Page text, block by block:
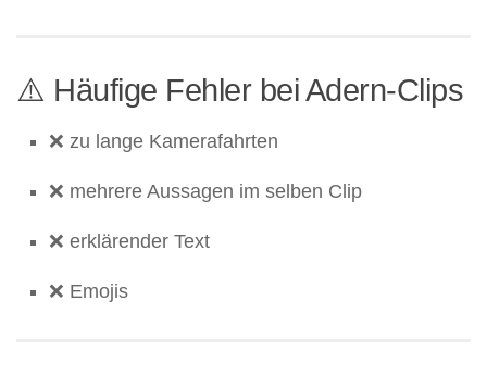
⚠️ Häufige Fehler bei Adern-Clips
❌ zu lange Kamerafahrten
❌ mehrere Aussagen im selben Clip
❌ erklärender Text
❌ Emojis